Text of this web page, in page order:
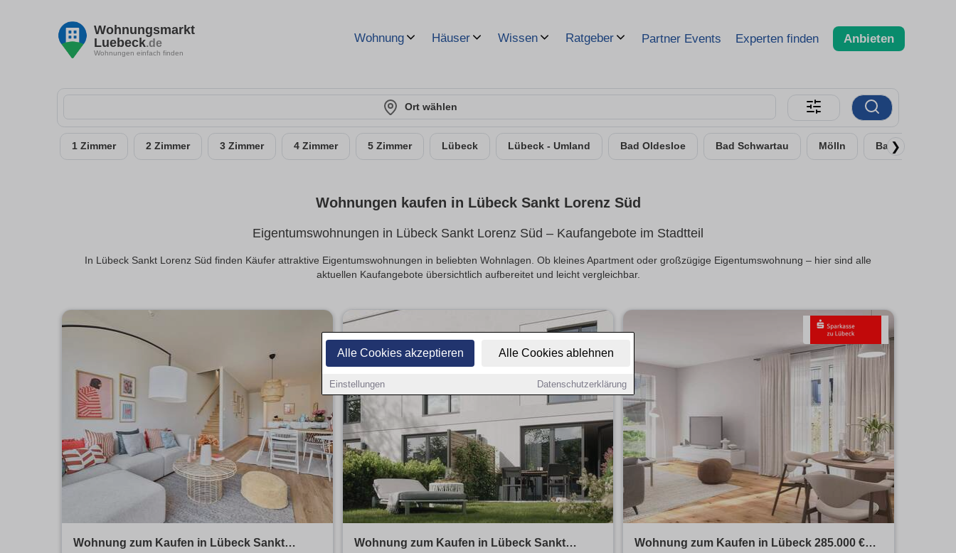
Alle Cookies akzeptieren Alle Cookies ablehnen
Einstellungen Datenschutzerklärung
Wohnungsmarkt
Luebeck.de
Wohnungen einfach finden
Wohnung Häuser Wissen Ratgeber Partner Events Experten finden Anbieten
Ort wählen
1 Zimmer 2 Zimmer 3 Zimmer 4 Zimmer 5 Zimmer Lübeck Lübeck - Umland Bad Oldesloe Bad Schwartau Mölln Bad Segeberg
❯
Wohnungen kaufen in Lübeck Sankt Lorenz Süd
Eigentumswohnungen in Lübeck Sankt Lorenz Süd – Kaufangebote im Stadtteil
In Lübeck Sankt Lorenz Süd finden Käufer attraktive Eigentumswohnungen in beliebten Wohnlagen. Ob kleines Apartment oder großzügige Eigentumswohnung – hier sind alle
aktuellen Kaufangebote übersichtlich aufbereitet und leicht vergleichbar.
Wohnung zum Kaufen in Lübeck Sankt
Wohnung zum Kaufen in Lübeck Sankt
Wohnung zum Kaufen in Lübeck 285.000 €